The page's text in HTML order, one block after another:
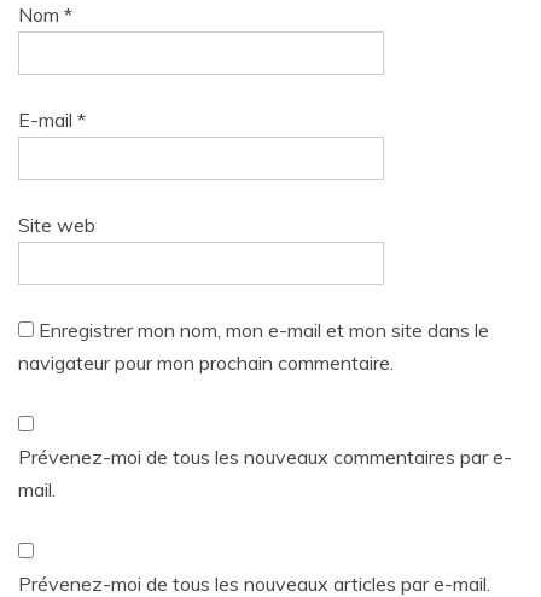
Nom *
E-mail *
Site web
Enregistrer mon nom, mon e-mail et mon site dans le
navigateur pour mon prochain commentaire.
Prévenez-moi de tous les nouveaux commentaires par e-
mail.
Prévenez-moi de tous les nouveaux articles par e-mail.